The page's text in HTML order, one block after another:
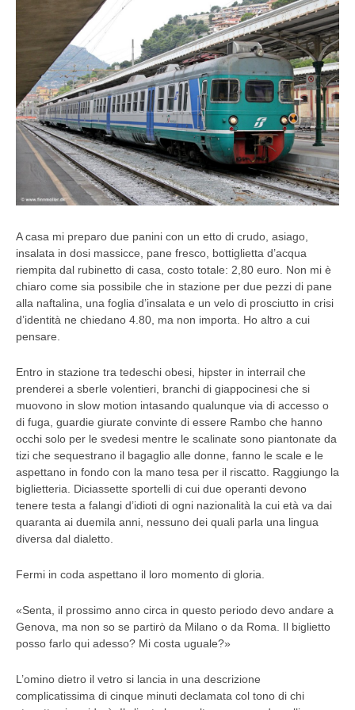
A casa mi preparo due panini con un etto di crudo, asiago,
insalata in dosi massicce, pane fresco, bottiglietta d’acqua
riempita dal rubinetto di casa, costo totale: 2,80 euro. Non mi è
chiaro come sia possibile che in stazione per due pezzi di pane
alla naftalina, una foglia d’insalata e un velo di prosciutto in crisi
d’identità ne chiedano 4.80, ma non importa. Ho altro a cui
pensare.
Entro in stazione tra tedeschi obesi, hipster in interrail che
prenderei a sberle volentieri, branchi di giappocinesi che si
muovono in slow motion intasando qualunque via di accesso o
di fuga, guardie giurate convinte di essere Rambo che hanno
occhi solo per le svedesi mentre le scalinate sono piantonate da
tizi che sequestrano il bagaglio alle donne, fanno le scale e le
aspettano in fondo con la mano tesa per il riscatto. Raggiungo la
biglietteria. Diciassette sportelli di cui due operanti devono
tenere testa a falangi d’idioti di ogni nazionalità la cui età va dai
quaranta ai duemila anni, nessuno dei quali parla una lingua
diversa dal dialetto.
Fermi in coda aspettano il loro momento di gloria.
«Senta, il prossimo anno circa in questo periodo devo andare a
Genova, ma non so se partirò da Milano o da Roma. Il biglietto
posso farlo qui adesso? Mi costa uguale?»
L’omino dietro il vetro si lancia in una descrizione
complicatissima di cinque minuti declamata col tono di chi